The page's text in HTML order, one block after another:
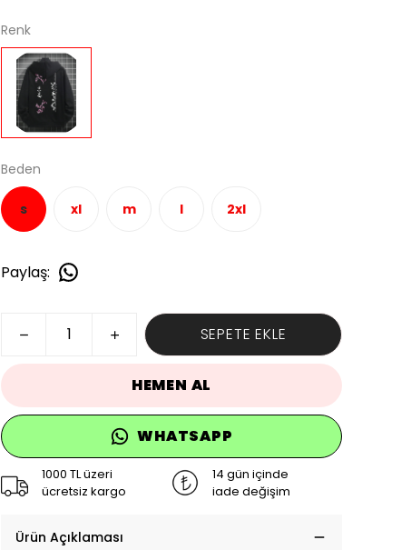
Renk
Beden
s xl m l 2xl
Paylaş:
SEPETE EKLE
HEMEN AL
WHATSAPP
1000 TL üzeri
ücretsiz kargo
14 gün içinde
iade değişim
Ürün Açıklaması